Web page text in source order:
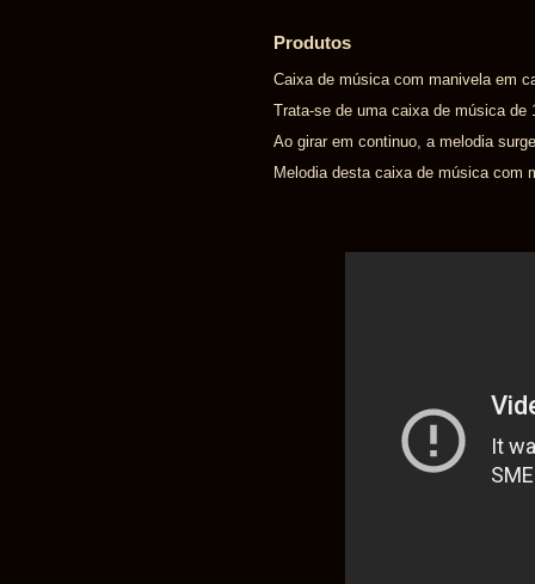
Produtos
Caixa de música com manivela em
Trata-se de uma caixa de música de
Ao girar em continuo, a melodia
Melodia desta caixa de música com